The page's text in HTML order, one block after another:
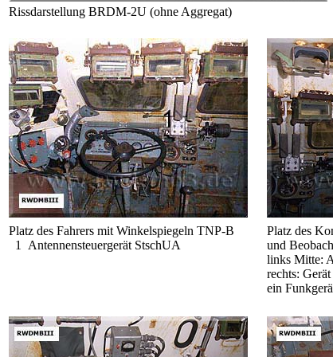
Rissdarstellung BRDM-2U (ohne Aggregat)
Platz des Fahrers mit Winkelspiegeln TNP-B
1 Antennensteuergerät StschUA
Platz des
und
links Mitte:
rechts:
ein